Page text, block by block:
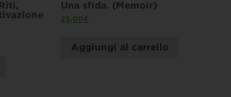
Una sfida. (Memoir)
25,00€
Aggiungi al carrello